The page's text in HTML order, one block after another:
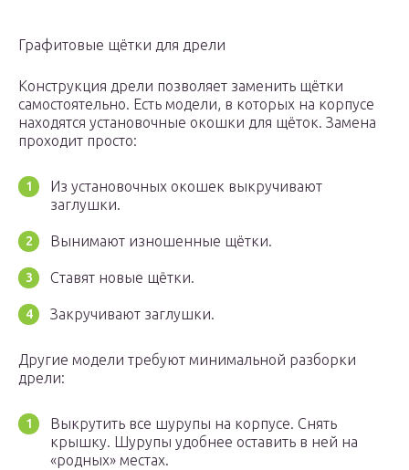
Графитовые щётки для дрели
Конструкция дрели позволяет заменить щётки
самостоятельно. Есть модели, в которых на корпусе
находятся установочные окошки для щёток. Замена
проходит просто:
Из установочных окошек выкручивают
заглушки.
Вынимают изношенные щётки.
Ставят новые щётки.
Закручивают заглушки.
Другие модели требуют минимальной разборки
дрели:
Выкрутить все шурупы на корпусе. Снять
крышку. Шурупы удобнее оставить в ней на
«родных» местах.